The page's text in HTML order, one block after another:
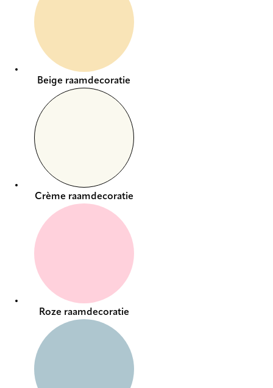
Beige raamdecoratie
Crème raamdecoratie
Roze raamdecoratie